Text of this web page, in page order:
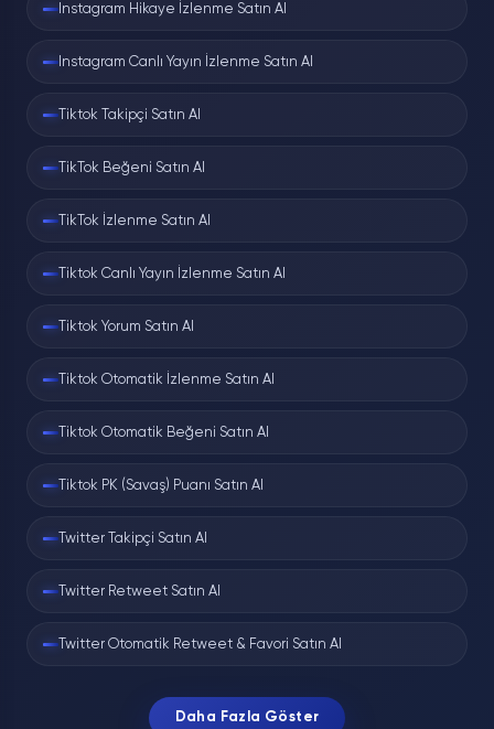
Instagram Hikaye İzlenme Satın Al
Instagram Canlı Yayın İzlenme Satın Al
Tiktok Takipçi Satın Al
TikTok Beğeni Satın Al
TikTok İzlenme Satın Al
Tiktok Canlı Yayın İzlenme Satın Al
Tiktok Yorum Satın Al
Tiktok Otomatik İzlenme Satın Al
Tiktok Otomatik Beğeni Satın Al
Tiktok PK (Savaş) Puanı Satın Al
Twitter Takipçi Satın Al
Twitter Retweet Satın Al
Twitter Otomatik Retweet & Favori Satın Al
Daha Fazla Göster